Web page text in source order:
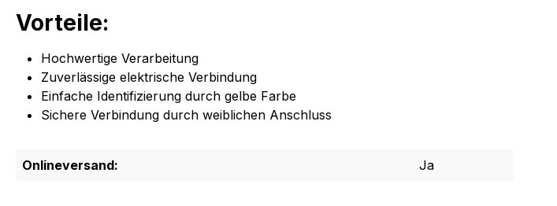
Vorteile:
Hochwertige Verarbeitung
Zuverlässige elektrische Verbindung
Einfache Identifizierung durch gelbe Farbe
Sichere Verbindung durch weiblichen Anschluss
Onlineversand: Ja